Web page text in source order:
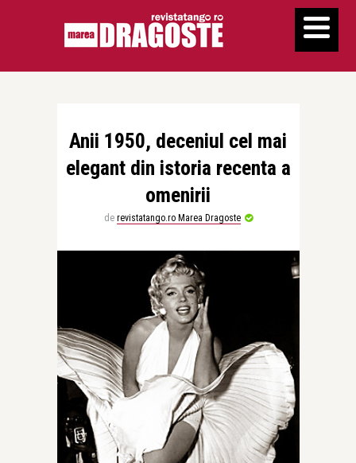
Anii 1950, deceniul cel mai
elegant din istoria recenta a
omenirii
de revistatango.ro Marea Dragoste